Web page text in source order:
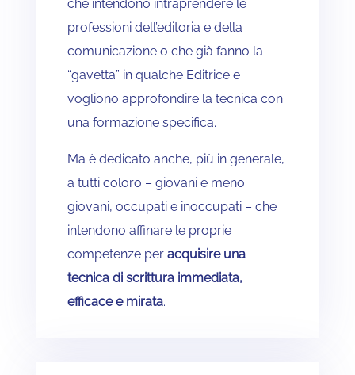
che intendono intraprendere le
professioni dell’editoria e della
comunicazione o che già fanno la
“gavetta” in qualche Editrice e
vogliono approfondire la tecnica con
una formazione specifica.
Ma è dedicato anche, più in generale,
a tutti coloro – giovani e meno
giovani, occupati e inoccupati – che
intendono affinare le proprie
competenze per acquisire una
tecnica di scrittura immediata,
efficace e mirata.